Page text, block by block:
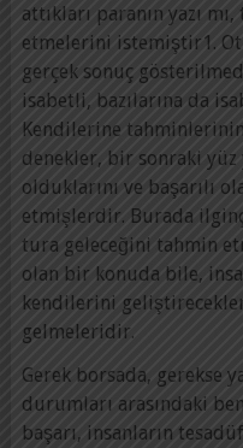
attıkları paranın yazı
etmelerini istemiştir1.
gerçek sonuç
isabetli, bazılarına da
Kendilerine
denekler, bir sonraki yüz
olduklarını ve başarılı
etmişlerdir. Burada
tura geleceğini tahmin
olan bir konuda bile,
kendilerini
gelmeleridir.
Gerek borsada, gerekse
durumları arasındaki
başarı, insanların